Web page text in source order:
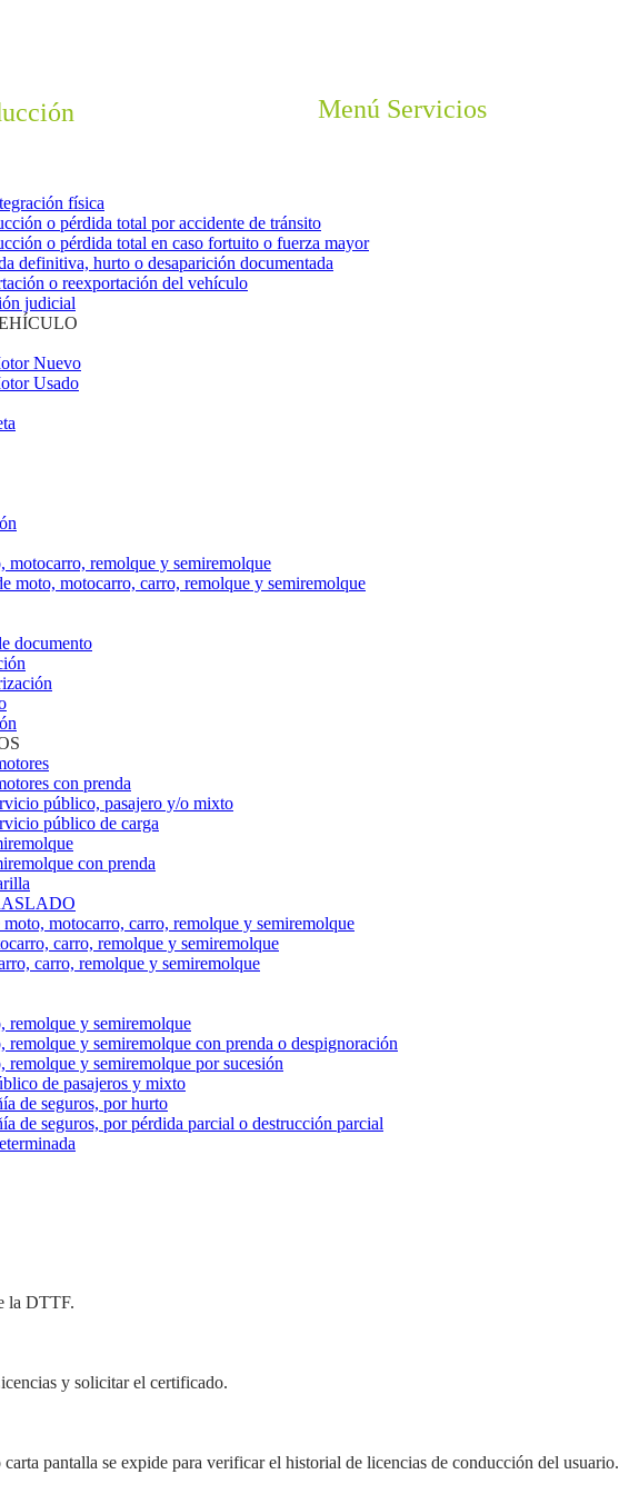
Menú Servicios
física
o pérdida total por accidente de tránsito
o pérdida total en caso fortuito o fuerza mayor
definitiva, hurto o desaparición documentada
o reexportación del vehículo
judicial
Nuevo
Usado
motocarro, remolque y semiremolque
moto, motocarro, carro, remolque y semiremolque
documento
con prenda
público, pasajero y/o mixto
público de carga
con prenda
motocarro, carro, remolque y semiremolque
carro, remolque y semiremolque
carro, remolque y semiremolque
remolque y semiremolque
remolque y semiremolque con prenda o despignoración
remolque y semiremolque por sucesión
de pasajeros y mixto
de seguros, por hurto
de seguros, por pérdida parcial o destrucción parcial
la DTTF.
y solicitar el certificado.
pantalla se expide para verificar el historial de licencias de conducción del usuario.